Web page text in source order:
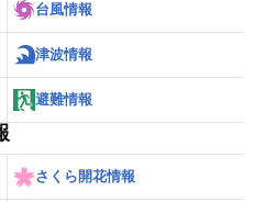
台風情報
津波情報
避難情報
さくら開花情報